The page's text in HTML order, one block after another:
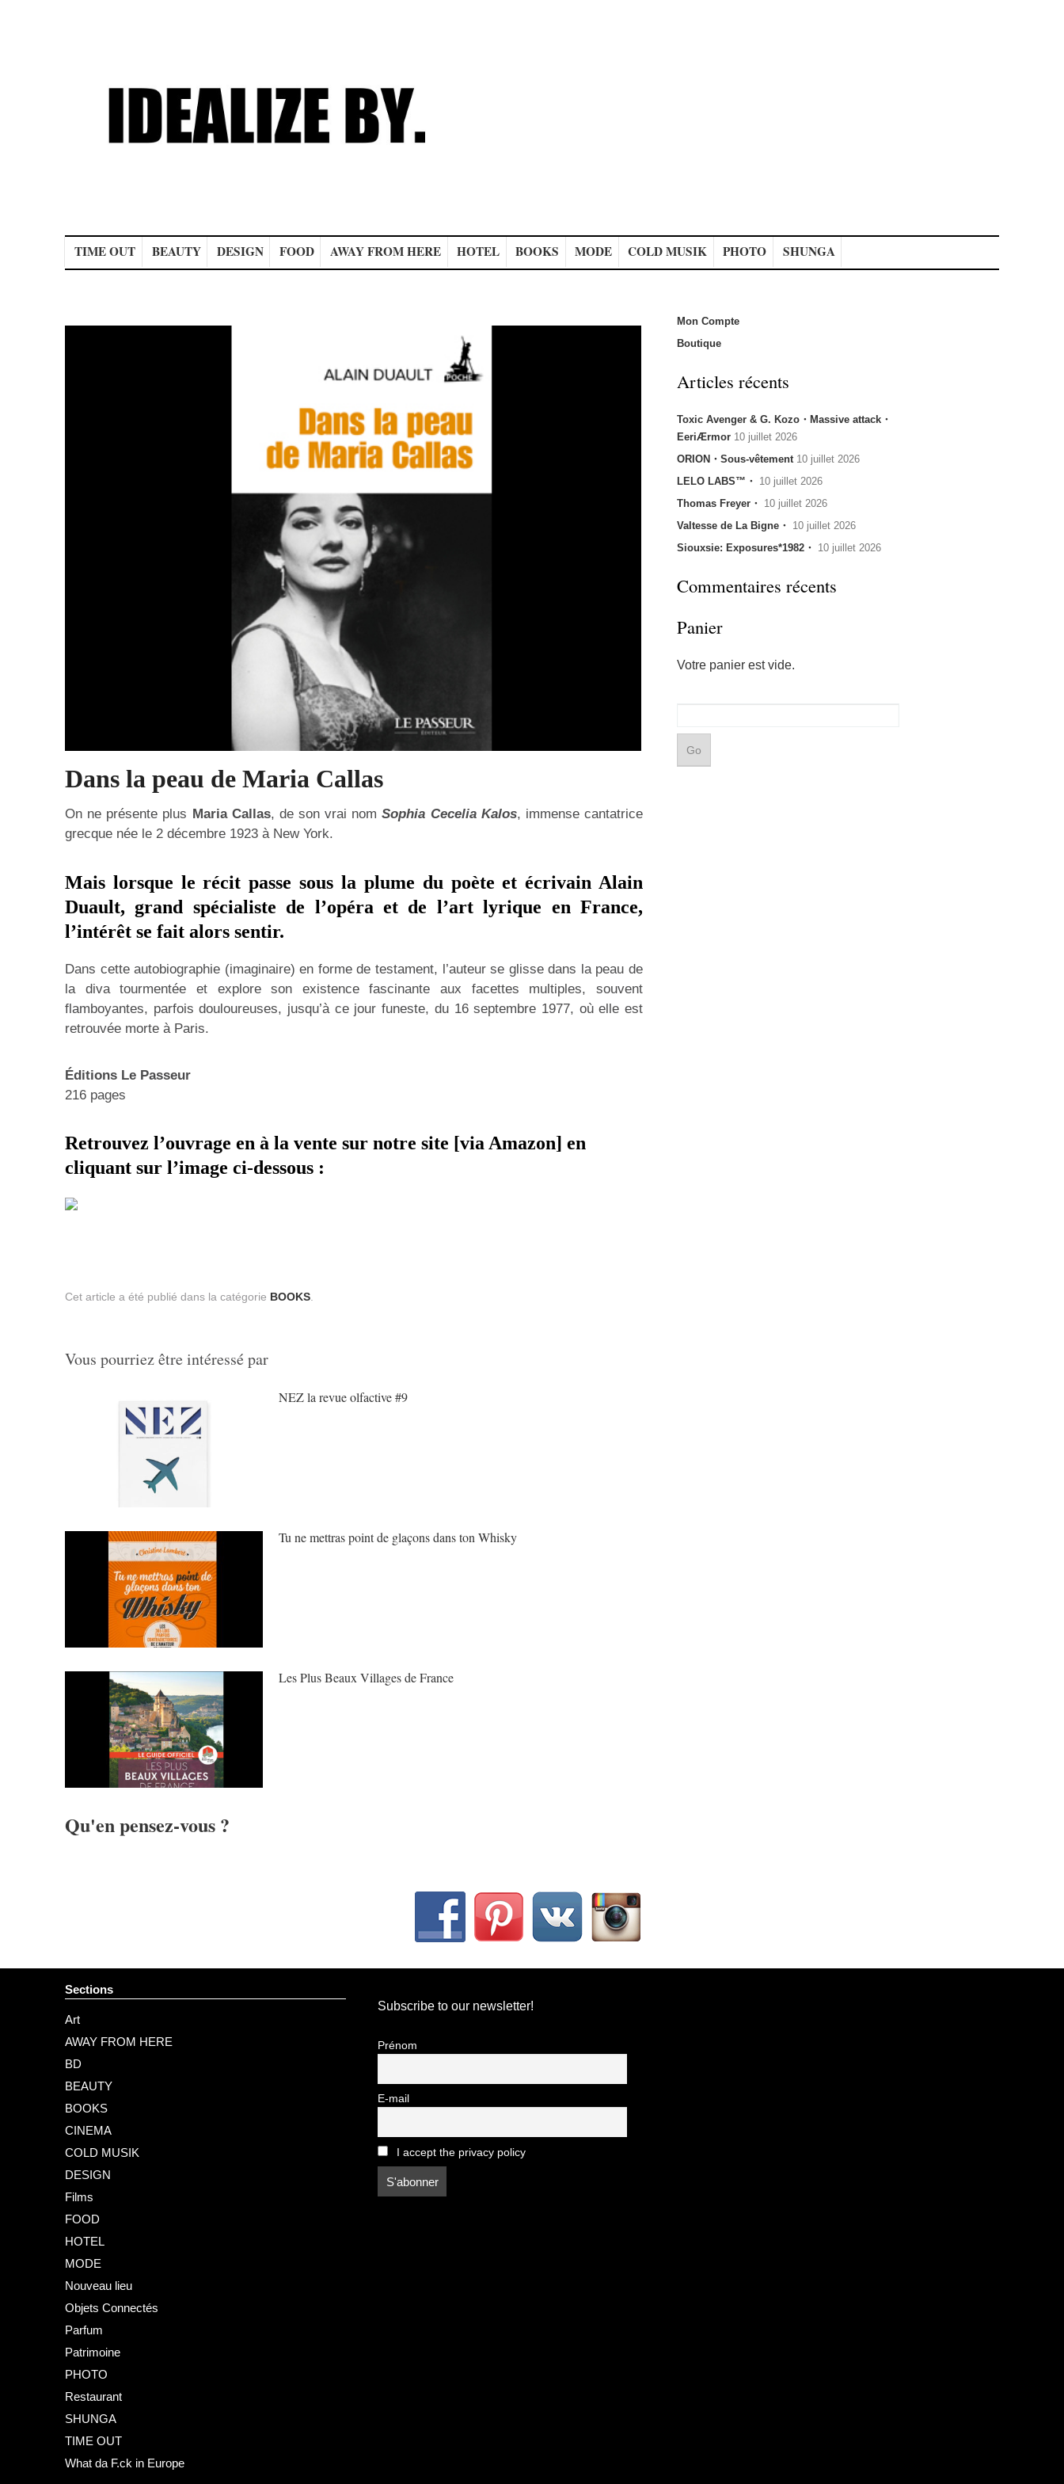
TIME OUT BEAUTY DESIGN FOOD AWAY FROM HERE HOTEL BOOKS MODE COLD MUSIK PHOTO SHUNGA
Dans la peau de Maria Callas
On ne présente plus Maria Callas, de son vrai nomSophia Cecelia Kalos, immense cantatrice
grecque née le 2 décembre 1923 à New York.
Mais lorsque le récit passe sous la plume du poète et écrivain Alain
Duault, grand spécialiste de l’opéra et de l’art lyrique en France,
l’intérêt se fait alors sentir.
Dans cette autobiographie (imaginaire) en forme de testament, l’auteur se glisse dans la peau de
la diva tourmentée et explore son existence fascinante aux facettes multiples, souvent
flamboyantes, parfois douloureuses, jusqu’à ce jour funeste, du 16 septembre 1977, où elle est
retrouvée morte à Paris.
Éditions Le Passeur
216 pages
Retrouvez l’ouvrage en à la vente sur notre site [via Amazon] en
cliquant sur l’image ci-dessous :
Cet article a été publié dans la catégorie BOOKS
Vous pourriez être intéressé par
NEZ la revue olfactive #9
Tu ne mettras point de glaçons dans ton Whisky
Les Plus Beaux Villages de France
Qu'en pensez-vous ?
Mon Compte
Boutique
Articles récents
Toxic Avenger & G. Kozo・Massive attack・
EeriÆrmor 10 juillet 2026
ORION・Sous-vêtement 10 juillet 2026
LELO LABS™・ 10 juillet 2026
Thomas Freyer・ 10 juillet 2026
Valtesse de La Bigne・ 10 juillet 2026
Siouxsie: Exposures*1982・ 10 juillet 2026
Commentaires récents
Panier
Votre panier est vide.
Sections
Art
AWAY FROM HERE
BD
BEAUTY
BOOKS
CINEMA
COLD MUSIK
DESIGN
Films
FOOD
HOTEL
MODE
Nouveau lieu
Objets Connectés
Parfum
Patrimoine
PHOTO
Restaurant
SHUNGA
TIME OUT
What da F.ck in Europe
Subscribe to our newsletter!
Prénom
E-mail
I accept the privacy policy